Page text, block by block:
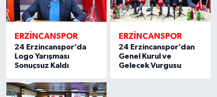
ERZİNCANSPOR
24 Erzincanspor’da
Logo Yarışması
Sonuçsuz Kaldı
ERZİNCANSPOR
24 Erzincanspor’dan
Genel Kurul ve
Gelecek Vurgusu